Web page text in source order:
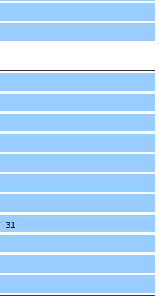
31